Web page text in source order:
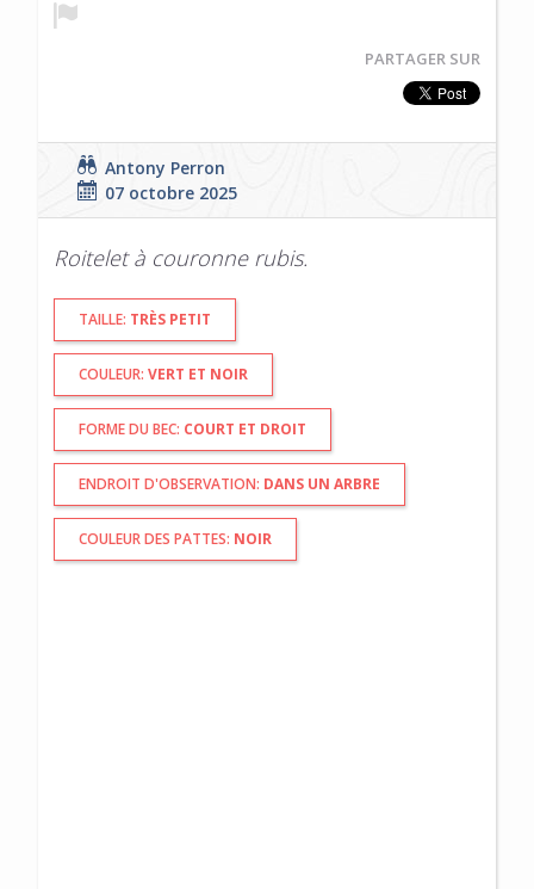
PARTAGER SUR
Antony Perron
07 octobre 2025
Roitelet à couronne rubis.
TAILLE: TRÈS PETIT
COULEUR: VERT ET NOIR
FORME DU BEC: COURT ET DROIT
ENDROIT D'OBSERVATION: DANS UN ARBRE
COULEUR DES PATTES: NOIR